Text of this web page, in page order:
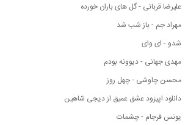
علیرضا قربانی - گل های باران خورده
مهراد جم - باز شب شد
شدو - ای وای
مهدی جهانی - دیوونه بودم
محسن چاوشی - چهل روز
دانلود اپیزود عشق عمیق از دیجی شاهین
یونس فرجام - چشمات